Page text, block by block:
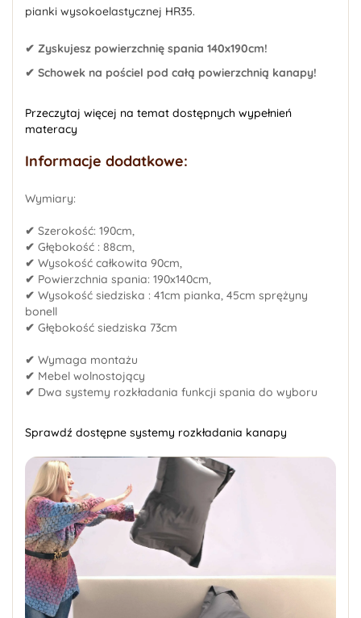
pianki wysokoelastycznej HR35.
✔ Zyskujesz powierzchnię spania 140x190cm!
✔ Schowek na pościel pod całą powierzchnią kanapy!
Przeczytaj więcej na temat dostępnych wypełnień
materacy
Informacje dodatkowe:
Wymiary:
✔ Szerokość: 190cm,
✔ Głębokość : 88cm,
✔ Wysokość całkowita 90cm,
✔ Powierzchnia spania: 190x140cm,
✔ Wysokość siedziska : 41cm pianka, 45cm sprężyny
bonell
✔ Głębokość siedziska 73cm
✔ Wymaga montażu
✔ Mebel wolnostojący
✔ Dwa systemy rozkładania funkcji spania do wyboru
Sprawdź dostępne systemy rozkładania kanapy